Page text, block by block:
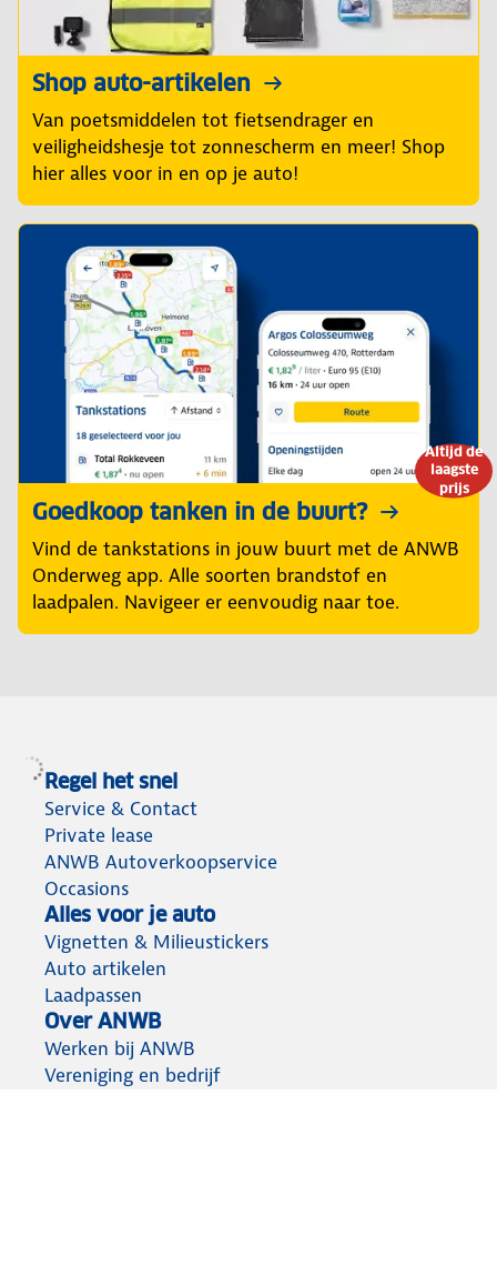
Shop auto-artikelen
Van poetsmiddelen tot fietsendrager en
veiligheidshesje tot zonnescherm en meer! Shop
hier alles voor in en op je auto!
Altijd de
laagste
prijs
Goedkoop tanken in de buurt?
Vind de tankstations in jouw buurt met de ANWB
Onderweg app. Alle soorten brandstof en
laadpalen. Navigeer er eenvoudig naar toe.
Regel het snel
Service & Contact
Private lease
ANWB Autoverkoopservice
Occasions
Alles voor je auto
Vignetten & Milieustickers
Auto artikelen
Laadpassen
Over ANWB
Werken bij ANWB
Vereniging en bedrijf